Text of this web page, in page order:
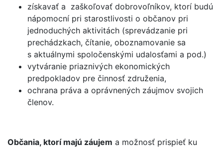
získavať a zaškoľovať dobrovoľníkov, ktorí budú
nápomocní pri starostlivosti o občanov pri
jednoduchých aktivitách (sprevádzanie pri
prechádzkach, čítanie, oboznamovanie sa
s aktuálnymi spoločenskými udalosťami a pod.)
vytváranie priaznivých ekonomických
predpokladov pre činnosť združenia,
ochrana práva a oprávnených záujmov svojich
členov.
Občania, ktorí majú záujem a možnosť prispieť ku